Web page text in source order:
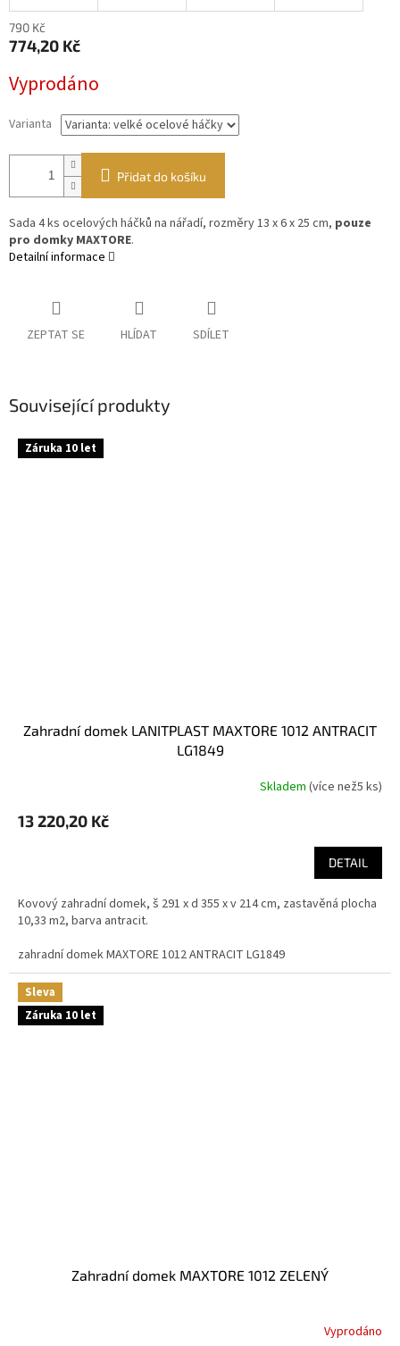
790 Kč
774,20 Kč
cena:
Vyprodáno
Varianta
Přidat do košíku
Sada 4 ks ocelových háčků na nářadí, rozměry 13 x 6 x 25 cm, pouze
pro domky MAXTORE.
Detailní informace
ZEPTAT SE HLÍDAT SDÍLET
Související produkty
Záruka 10 let
zahradní domek LANITPLAST MAXTORE 1012 ANTRACIT
LG1849
Skladem (více než5 ks)
13 220,20 Kč
DETAIL
Kovový zahradní domek, š 291 x d 355 x v 214 cm, zastavěná plocha
10,33 m2, barva antracit.
zahradní domek MAXTORE 1012 ANTRACIT LG1849
Sleva
Záruka 10 let
Zahradní domek MAXTORE 1012 ZELENÝ
Vyprodáno